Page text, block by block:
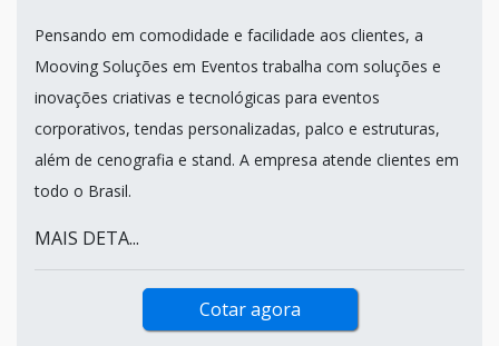
Pensando em comodidade e facilidade aos clientes, a
Mooving Soluções em Eventos trabalha com soluções e
inovações criativas e tecnológicas para eventos
corporativos, tendas personalizadas, palco e estruturas,
além de cenografia e stand. A empresa atende clientes em
todo o Brasil.
MAIS DETA...
Cotar agora